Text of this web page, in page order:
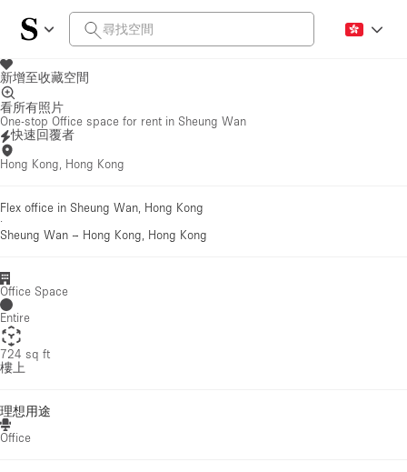
新增至收藏空間
看所有照片
One-stop Office space for rent in Sheung Wan
快速回覆者
Hong Kong, Hong Kong
Flex office in Sheung Wan, Hong Kong
·
Sheung Wan – Hong Kong, Hong Kong
Office Space
Entire
724 sq ft
樓上
理想用途
Office